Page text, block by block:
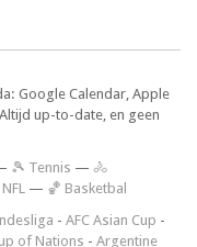
Google Calendar, Apple
up-to-date, en geen
🎾 Tennis — 🚴
— 🏀 Basketbal
- AFC Asian Cup -
of Nations - Argentine